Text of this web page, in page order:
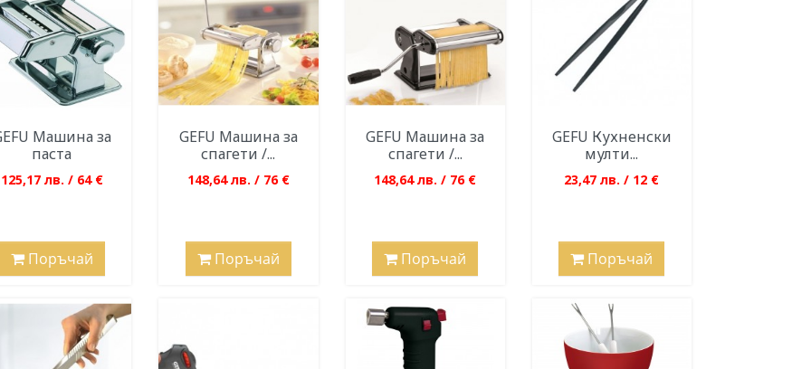
Машина за
паста
125,17 лв. / 64 €
Поръчай
GEFU Машина за
спагети /...
148,64 лв. / 76 €
Поръчай
GEFU Машина за
спагети /...
148,64 лв. / 76 €
Поръчай
GEFU Кухненски
мулти...
23,47 лв. / 12 €
Поръчай